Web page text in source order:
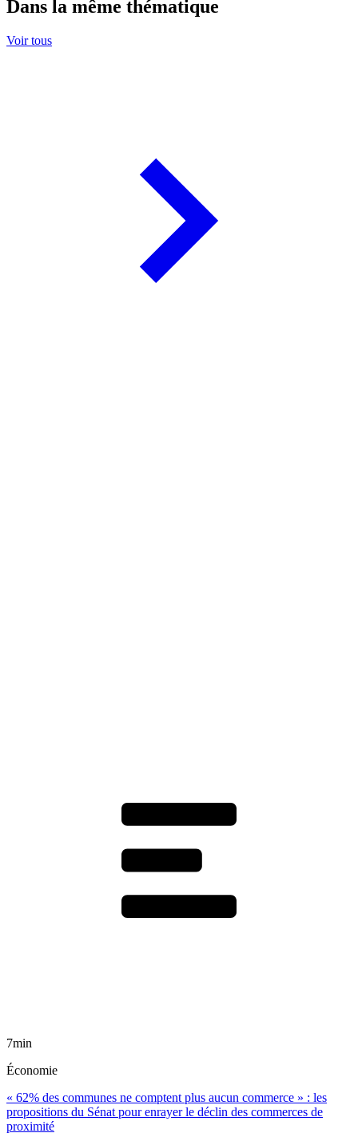
Dans la même thématique
Voir tous
7min
Économie
« 62% des communes ne comptent plus aucun commerce » : les
propositions du Sénat pour enrayer le déclin des commerces de
proximité